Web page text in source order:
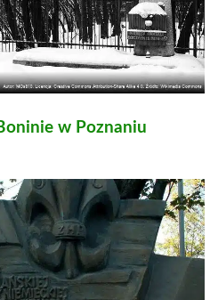
w Poznaniu